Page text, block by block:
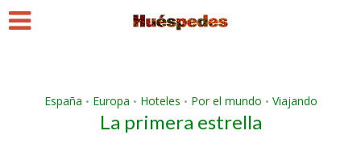
España • Europa • Hoteles • Por el mundo • Viajando
La primera estrella